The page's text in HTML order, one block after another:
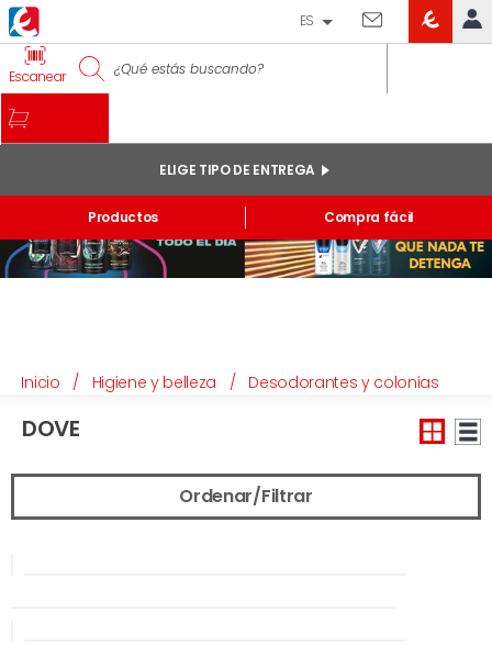
IDENTIFÍCATE
Pedidos online
Mis productos comprados en tienda y online
Listas
ES
Escanear
Productos
ELIGE TIPO DE ENTREGA
Compra fácil
Inicio / Higiene y belleza / Desodorantes y colonias
DOVE
Ordenar/Filtrar